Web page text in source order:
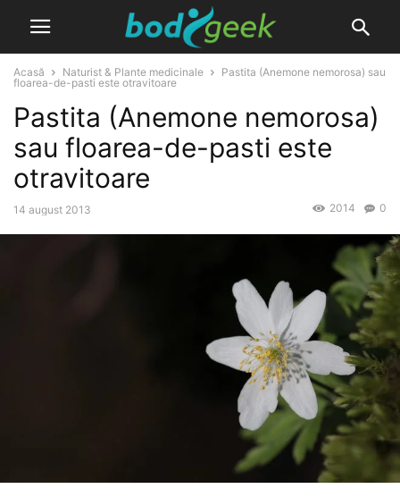
Acasă Naturist & Plante medicinale
Pastita (Anemone nemorosa) sau
floarea-de-pasti este otravitoare
Pastita (Anemone nemorosa)
sau floarea-de-pasti este
otravitoare
14 august 2013 0
2014